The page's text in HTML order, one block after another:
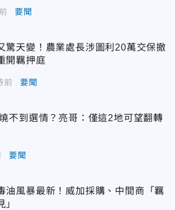
要聞
驚天變！農業處長涉圖利20萬交保撤
羈押庭
前 要聞
不到選情？亮哥：僅這2地可望翻轉
要聞
油風暴最新！威加採購、中間商「羈
」